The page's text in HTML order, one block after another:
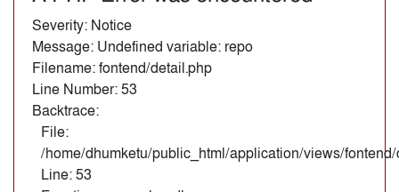
Severity: Notice
Message: Undefined variable: repo
Filename: fontend/detail.php
Line Number: 53
Backtrace:
File:
/home/dhumketu/public_html/application/views/
Line: 53